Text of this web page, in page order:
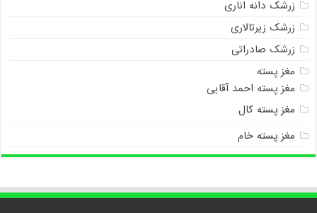
زرشک دانه اناری
زرشک زیرتالاری
زرشک صادراتی
مغز پسته
مغز پسته احمد آقایی
مغز پسته کال
مغز پسته خام